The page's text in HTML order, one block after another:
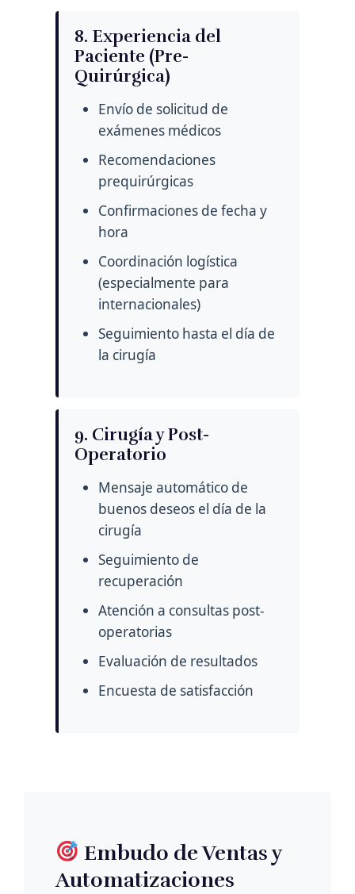
8. Experiencia del
Paciente (Pre-
Quirúrgica)
Envío de solicitud de
exámenes médicos
Recomendaciones
prequirúrgicas
Confirmaciones de fecha y
hora
Coordinación logística
(especialmente para
internacionales)
Seguimiento hasta el día de
la cirugía
9. Cirugía y Post-
Operatorio
Mensaje automático de
buenos deseos el día de la
cirugía
Seguimiento de
recuperación
Atención a consultas post-
operatorias
Evaluación de resultados
Encuesta de satisfacción
Embudo de Ventas y
Automatizaciones